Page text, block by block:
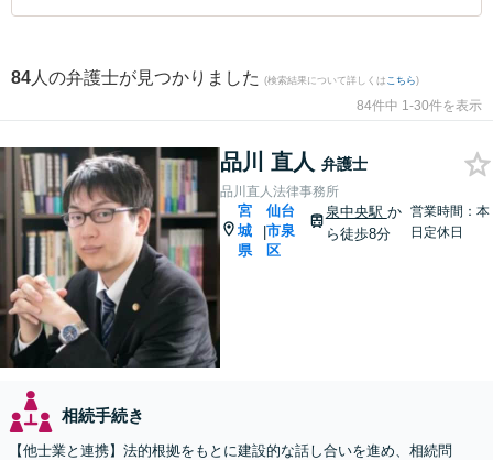
84 人の弁護士が見つかりました (検索結果について詳しくは こちら)
84件中 1-30件を表示
品川 直人 弁護士
品川直人法律事務所
宮
城
県
|
仙台
市泉
区
泉中央駅 か
ら徒歩8分
営業時間：本
日定休日
相続手続き
【他士業と連携】法的根拠をもとに建設的な話し合いを進め、相続問